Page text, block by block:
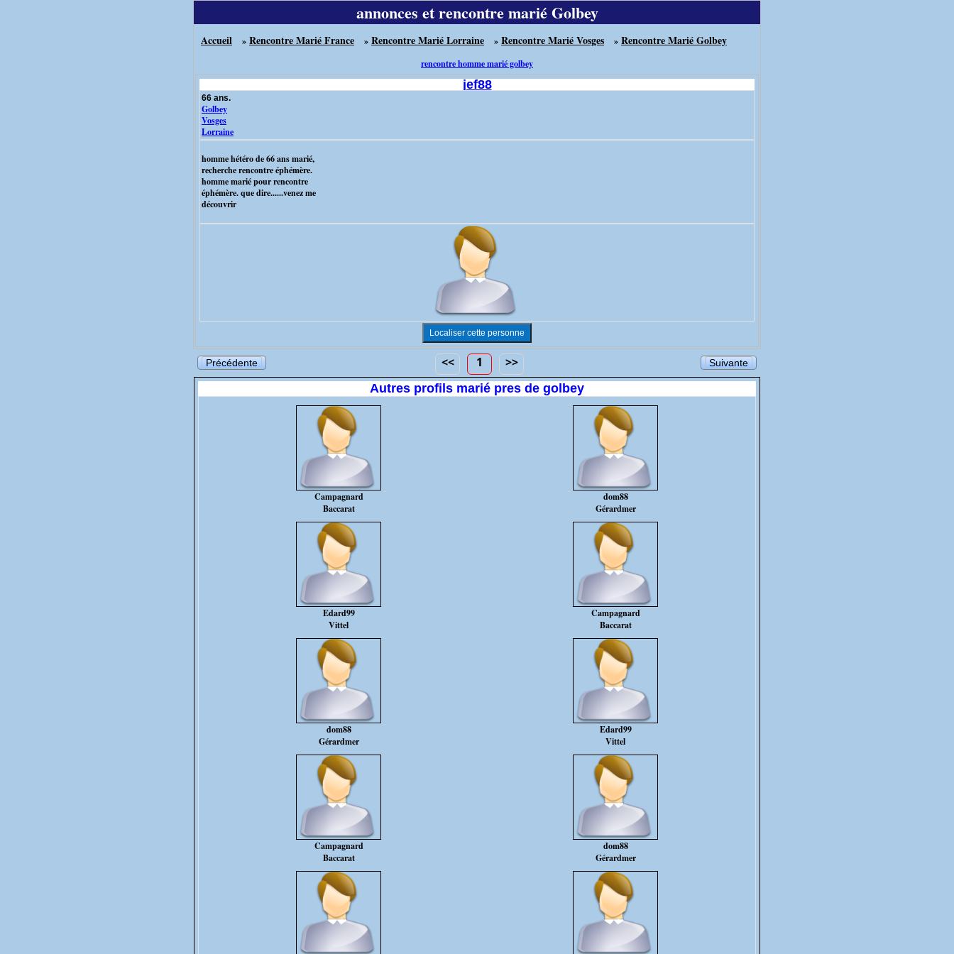
annonces et rencontre marié Golbey
Accueil » Rencontre Marié France » Rencontre Marié Lorraine » Rencontre Marié Vosges » Rencontre Marié Golbey
rencontre homme marié golbey
jef88
66 ans.
Golbey
Vosges
Lorraine
homme hétéro de 66 ans marié,
recherche rencontre éphémère.
homme marié pour rencontre
éphémère. que dire......venez me
découvrir
Précédente << 1 >> Suivante
Autres profils marié pres de golbey
Campagnard
Baccarat
dom88
Gérardmer
Edard99
Vittel
Campagnard
Baccarat
dom88
Gérardmer
Edard99
Vittel
Campagnard
Baccarat
dom88
Gérardmer